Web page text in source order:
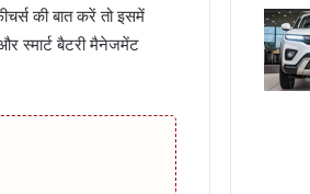
की बात करें तो इसमें
स्मार्ट बैटरी मैनेजमेंट